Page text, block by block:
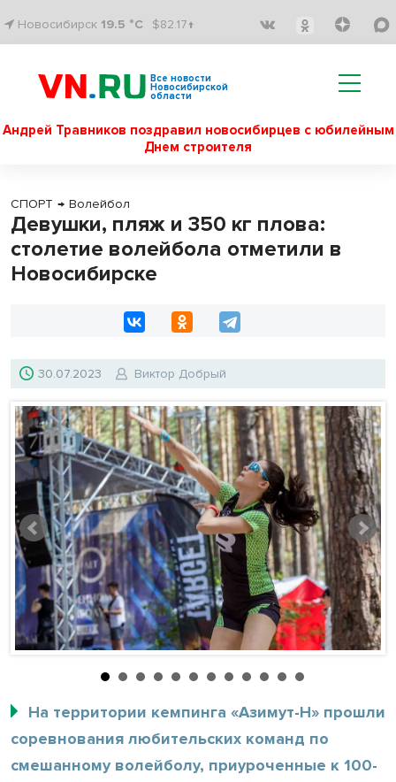
Новосибирск 19.5 °C $82.17↑
Все новости
Новосибирской
области
Андрей Травников поздравил новосибирцев с юбилейным
Днем строителя
СПОРТ → Волейбол
Девушки, пляж и 350 кг плова:
столетие волейбола отметили в
Новосибирске
30.07.2023 Виктор Добрый
На территории кемпинга «Азимут-Н» прошли
соревнования любительских команд по
смешанному волейболу, приуроченные к 100-